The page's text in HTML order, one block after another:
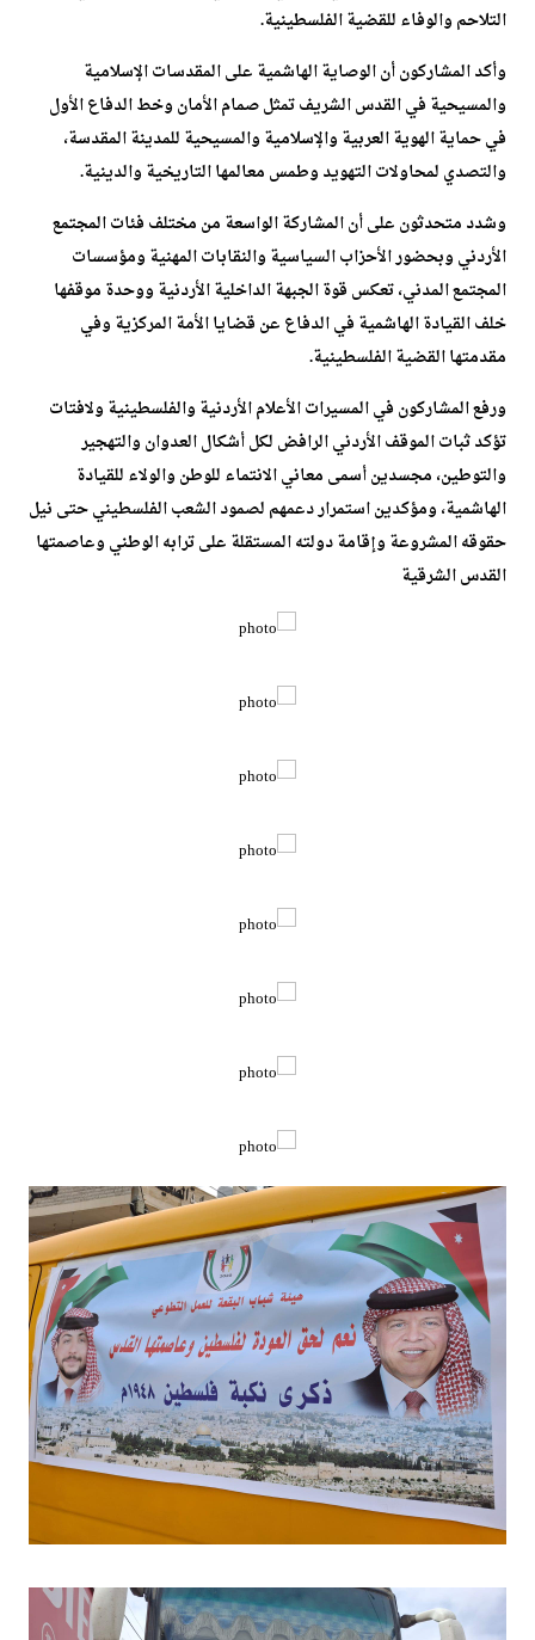
التلاحم والوفاء للقضية الفلسطينية.
وأكد المشاركون أن الوصاية الهاشمية على المقدسات الإسلامية
والمسيحية في القدس الشريف تمثل صمام الأمان وخط الدفاع الأول
في حماية الهوية العربية والإسلامية والمسيحية للمدينة المقدسة،
والتصدي لمحاولات التهويد وطمس معالمها التاريخية والدينية.
وشدد متحدثون على أن المشاركة الواسعة من مختلف فئات المجتمع
الأردني وبحضور الأحزاب السياسية والنقابات المهنية ومؤسسات
المجتمع المدني، تعكس قوة الجبهة الداخلية الأردنية ووحدة موقفها
خلف القيادة الهاشمية في الدفاع عن قضايا الأمة المركزية وفي
مقدمتها القضية الفلسطينية.
ورفع المشاركون في المسيرات الأعلام الأردنية والفلسطينية ولافتات
تؤكد ثبات الموقف الأردني الرافض لكل أشكال العدوان والتهجير
والتوطين، مجسدين أسمى معاني الانتماء للوطن والولاء للقيادة
الهاشمية، ومؤكدين استمرار دعمهم لصمود الشعب الفلسطيني حتى نيل
حقوقه المشروعة وإقامة دولته المستقلة على ترابه الوطني وعاصمتها
القدس الشرقية